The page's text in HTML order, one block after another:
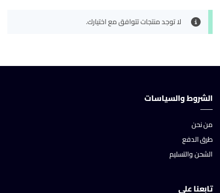
لا توجد منتجات تتوافق مع اختيارك.
الشروط والسياسات
من نحن
طرق الدفع
الشحن والتسليم
تابعنا على